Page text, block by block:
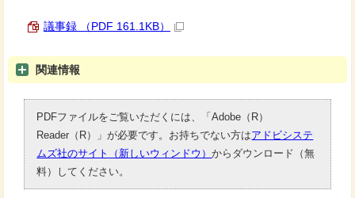
議事録 （PDF 161.1KB）
関連情報
PDFファイルをご覧いただくには、「Adobe（R）
Reader（R）」が必要です。お持ちでない方はアドビシステ
ムズ社のサイト（新しいウィンドウ）からダウンロード（無
料）してください。